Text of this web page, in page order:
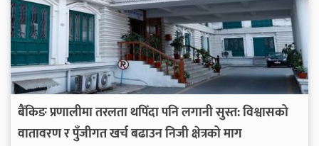
बैंकिङ प्रणालीमा तरलता थपिँदा पनि लगानी सुस्त: विश्वासको
वातावरण र पुँजीगत खर्च बढाउन निजी क्षेत्रको माग